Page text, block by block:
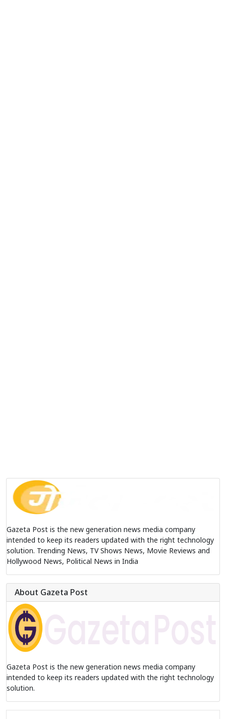
Gazeta Post is the new generation news media company
intended to keep its readers updated with the right technology
solution. Trending News, TV Shows News, Movie Reviews and
Hollywood News, Political News in India
About Gazeta Post
Gazeta Post is the new generation news media company
intended to keep its readers updated with the right technology
solution.